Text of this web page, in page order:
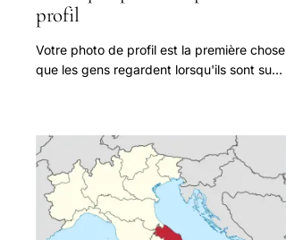
profil
Votre photo de profil est la première chose
que les gens regardent lorsqu'ils sont sur